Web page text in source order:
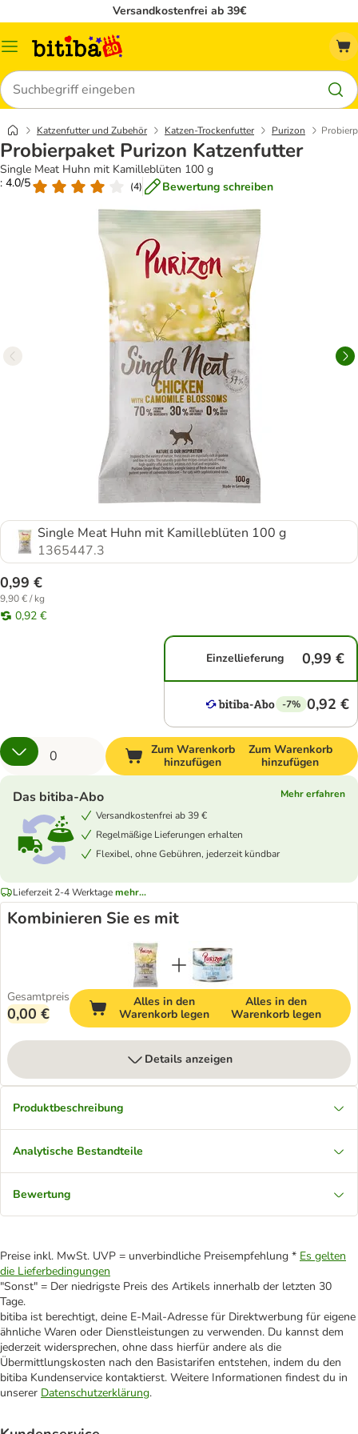
Versandkostenfrei ab 39€
Menü
Suchen
Katzenfutter und Zubehör Katzen-Trockenfutter Purizon
Probierpaket Purizon Katzenfutter
Single Meat Huhn mit Kamilleblüten 100 g
: 4.0/5
(4) Bewertung schreiben
Single Meat Huhn mit Kamilleblüten 100 g
1365447.3
0,99 €
9,90 € / kg
0,92 €
Einzellieferung 0,99 €
-7% 0,92 €
Zum Warenkorb
hinzufügen
Zum Warenkorb
hinzufügen
Das bitiba-Abo
Mehr erfahren
Versandkostenfrei ab 39 €
Regelmäßige Lieferungen erhalten
Flexibel, ohne Gebühren, jederzeit kündbar
Lieferzeit 2-4 Werktagemehr...
Kombinieren Sie es mit
Gesamtpreis
0,00 €
Alles in den
Warenkorb legen
Alles in den
Warenkorb legen
Details anzeigen
Produktbeschreibung
Analytische Bestandteile
Bewertung
Preise inkl. MwSt. UVP = unverbindliche Preisempfehlung * Es gelten
die Lieferbedingungen
"Sonst" = Der niedrigste Preis des Artikels innerhalb der letzten 30
Tage.
bitiba ist berechtigt, deine E-Mail-Adresse für Direktwerbung für eigene
ähnliche Waren oder Dienstleistungen zu verwenden. Du kannst dem
jederzeit widersprechen, ohne dass hierfür andere als die
Übermittlungskosten nach den Basistarifen entstehen, indem du den
bitiba Kundenservice kontaktierst. Weitere Informationen findest du in
unserer Datenschutzerklärung.